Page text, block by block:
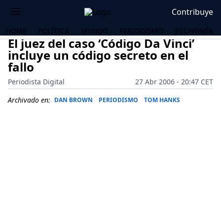
Contribuye
HOME POLÍTICA MUNDO PERIODISMO ECONOMÍA
El juez del caso ‘Código Da Vinci’
incluye un código secreto en el
fallo
Periodista Digital
27 Abr 2006 - 20:47 CET
Archivado en: DAN BROWN PERIODISMO TOM HANKS